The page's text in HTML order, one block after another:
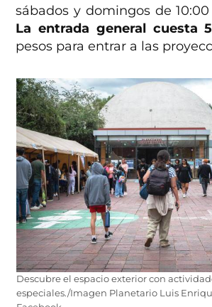
sábados y domingos de 10:00
La entrada general cuesta
pesos para entrar a las
Descubre el espacio exterior con
especiales./Imagen Planetario Luis